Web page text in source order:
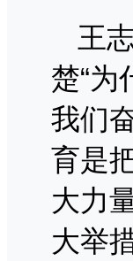
王
楚“为
我们
育是
大力
大举